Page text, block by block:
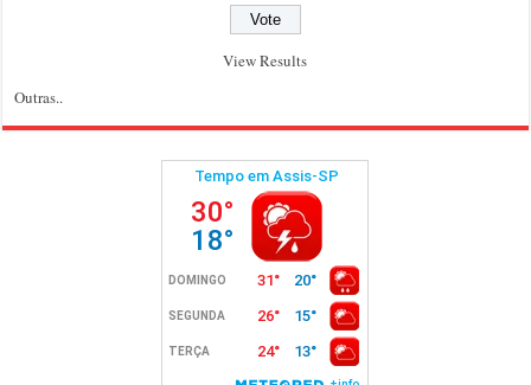
View Results
Outras..